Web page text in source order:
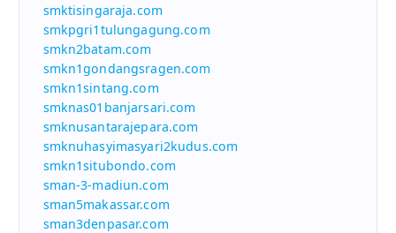
smktisingaraja.com
smkpgri1tulungagung.com
smkn2batam.com
smkn1gondangsragen.com
smkn1sintang.com
smknas01banjarsari.com
smknusantarajepara.com
smknuhasyimasyari2kudus.com
smkn1situbondo.com
sman-3-madiun.com
sman5makassar.com
sman3denpasar.com